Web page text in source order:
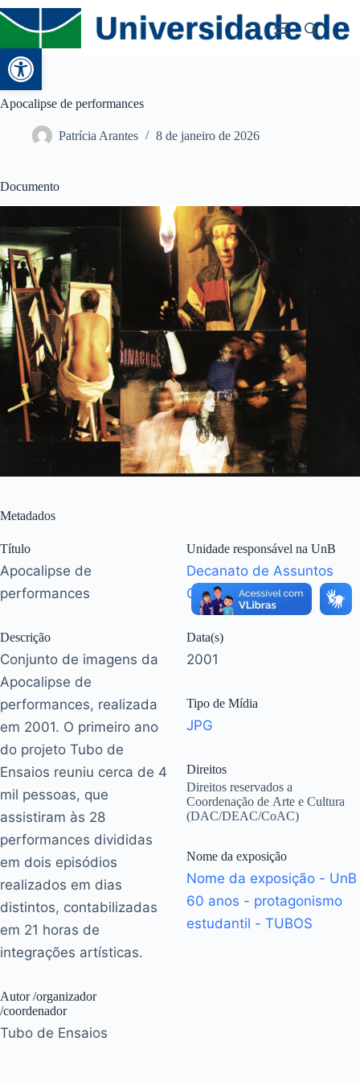
Abrir a barra de ferramentas
Apocalipse de performances
Patrícia Arantes 8 de janeiro de 2026
Documento
Metadados
Título
Apocalipse de
performances
Descrição
Conjunto de imagens da
Apocalipse de
performances, realizada
em 2001. O primeiro ano
do projeto Tubo de
Ensaios reuniu cerca de 4
mil pessoas, que
assistiram às 28
performances divididas
em dois episódios
realizados em dias
distintos, contabilizadas
em 21 horas de
integrações artísticas.
Autor /organizador
/coordenador
Tubo de Ensaios
Unidade responsável na UnB
Decanato de Assuntos
Comunitários
Data(s)
2001
Tipo de Mídia
JPG
Direitos
Direitos reservados a
Coordenação de Arte e Cultura
(DAC/DEAC/CoAC)
Nome da exposição
Nome da exposição - UnB
60 anos - protagonismo
estudantil - TUBOS